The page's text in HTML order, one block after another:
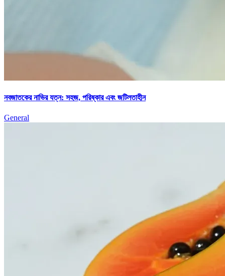
নবজাতকের নাভির যত্ন: সহজ, পরিষ্কার এবং জটিলতাহীন
General